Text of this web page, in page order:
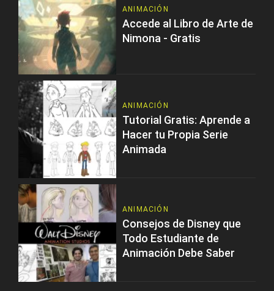
ANIMACIÓN
Accede al Libro de Arte de
Nimona - Gratis
ANIMACIÓN
Tutorial Gratis: Aprende a
Hacer tu Propia Serie
Animada
ANIMACIÓN
Consejos de Disney que
Todo Estudiante de
Animación Debe Saber